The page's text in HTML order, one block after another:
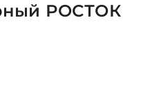
РОСТОК